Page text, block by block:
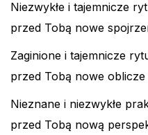
Niezwykłe i tajemnicze
przed Tobą nowe
Zaginione i tajemnicze
przed Tobą nowe
Nieznane i niezwykłe
przed Tobą nową